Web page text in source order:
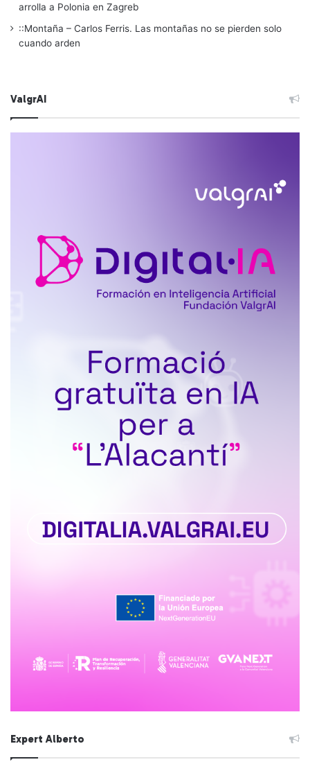
arrolla a Polonia en Zagreb
::Montaña – Carlos Ferris. Las montañas no se pierden solo
cuando arden
ValgrAI
Expert Alberto